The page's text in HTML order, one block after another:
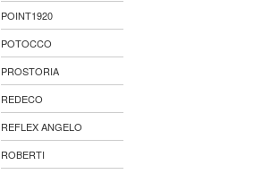
POINT1920
POTOCCO
PROSTORIA
REDECO
REFLEX ANGELO
ROBERTI